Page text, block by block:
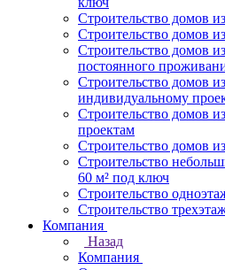
Строительство домов
Строительство домов
Строительство домов
постоянного
Строительство домов
индивидуальному
Строительство домов
проектам
Строительство домов
Строительство
60 м² под ключ
Строительство
Строительство
Компания
Назад
Компания